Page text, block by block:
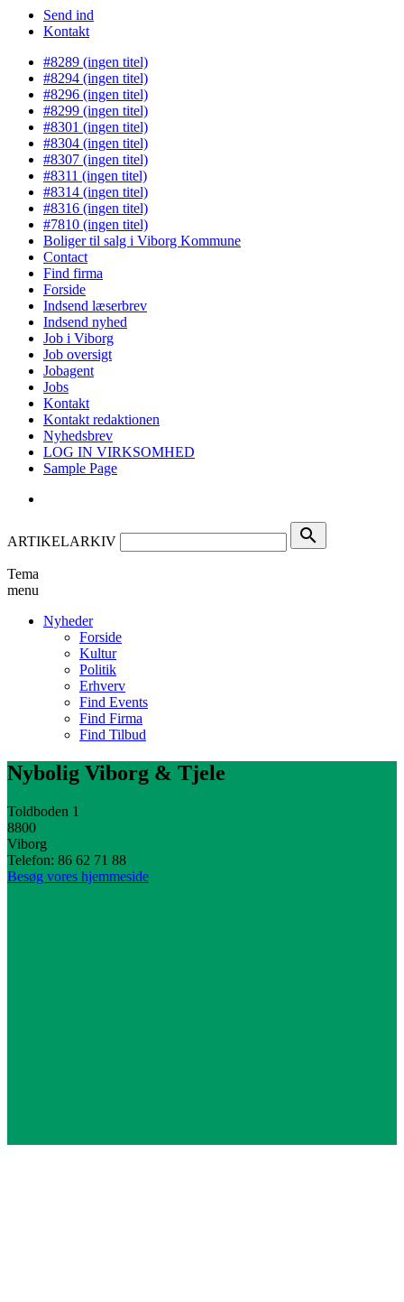
Send ind
Kontakt
#8289 (ingen titel)
#8294 (ingen titel)
#8296 (ingen titel)
#8299 (ingen titel)
#8301 (ingen titel)
#8304 (ingen titel)
#8307 (ingen titel)
#8311 (ingen titel)
#8314 (ingen titel)
#8316 (ingen titel)
#7810 (ingen titel)
Boliger til salg i Viborg Kommune
Contact
Find firma
Forside
Indsend læserbrev
Indsend nyhed
Job i Viborg
Job oversigt
Jobagent
Jobs
Kontakt
Kontakt redaktionen
Nyhedsbrev
LOG IN VIRKSOMHED
Sample Page
ARTIKELARKIV search
Tema
menu
Nyheder
Forside
Kultur
Politik
Erhverv
Find Events
Find Firma
Find Tilbud
Nybolig Viborg & Tjele
Toldboden 1
8800
Viborg
Telefon: 86 62 71 88
Besøg vores hjemmeside